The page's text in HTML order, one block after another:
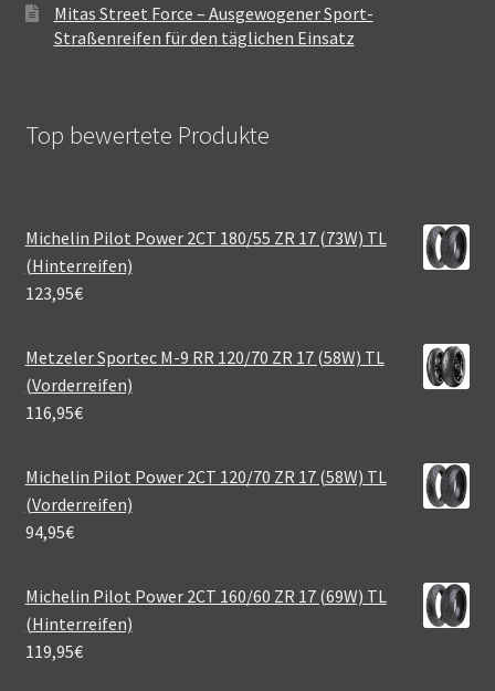
Mitas Street Force – Ausgewogener Sport-
Straßenreifen für den täglichen Einsatz
Top bewertete Produkte
Michelin Pilot Power 2CT 180/55 ZR 17 (73W) TL
(Hinterreifen)
123,95€
Metzeler Sportec M-9 RR 120/70 ZR 17 (58W) TL
(Vorderreifen)
116,95€
Michelin Pilot Power 2CT 120/70 ZR 17 (58W) TL
(Vorderreifen)
94,95€
Michelin Pilot Power 2CT 160/60 ZR 17 (69W) TL
(Hinterreifen)
119,95€